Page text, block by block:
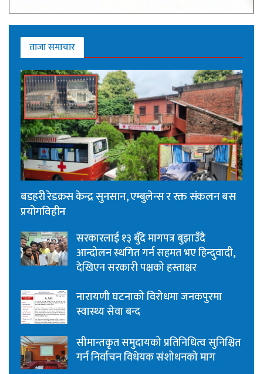
ताजा समाचार
बडहरी रेडक्रस केन्द्र सुनसान, एम्बुलेन्स र रक्त संकलन बस
प्रयोगविहीन
सरकारलाई १३ बुँदे मागपत्र बुझाउँदै
आन्दोलन स्थगित गर्न सहमत भए हिन्दुवादी,
देखिएन सरकारी पक्षको हस्ताक्षर
नारायणी घटनाको विरोधमा जनकपुरमा
स्वास्थ्य सेवा बन्द
सीमान्तकृत समुदायको प्रतिनिधित्व सुनिश्चित
गर्न निर्वाचन विधेयक संशोधनको माग